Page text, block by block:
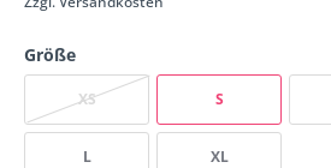
Größe
XS S
L XL